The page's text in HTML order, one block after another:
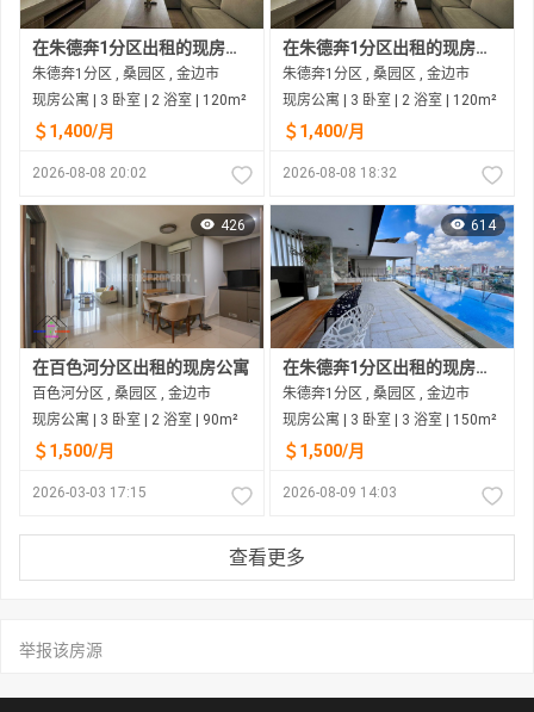
在朱德奔1分区出租的现房公寓
朱德奔1分区 , 桑园区 , 金边市
现房公寓 | 3 卧室 | 2 浴室 | 120m²
＄1,400/月
2026-08-08 20:02
在朱德奔1分区出租的现房公寓
朱德奔1分区 , 桑园区 , 金边市
现房公寓 | 3 卧室 | 2 浴室 | 120m²
＄1,400/月
2026-08-08 18:32
426
在百色河分区出租的现房公寓
百色河分区 , 桑园区 , 金边市
现房公寓 | 3 卧室 | 2 浴室 | 90m²
＄1,500/月
2026-03-03 17:15
614
在朱德奔1分区出租的现房公寓
朱德奔1分区 , 桑园区 , 金边市
现房公寓 | 3 卧室 | 3 浴室 | 150m²
＄1,500/月
2026-08-09 14:03
查看更多
举报该房源